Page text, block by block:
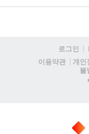
로그인
이용약관
개인
불